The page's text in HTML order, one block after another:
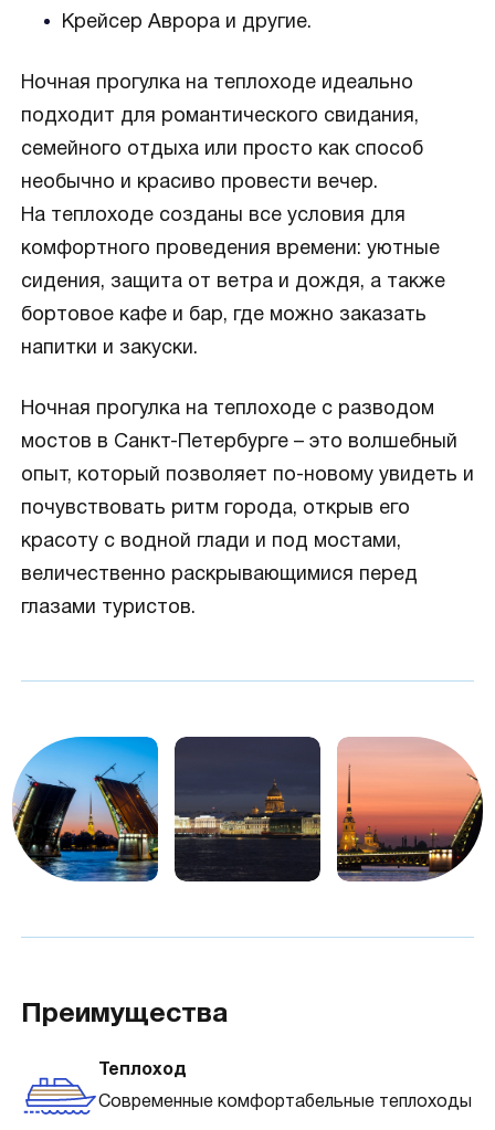
Крейсер Аврора и другие.
Ночная прогулка на теплоходе идеально
подходит для романтического свидания,
семейного отдыха или просто как способ
необычно и красиво провести вечер.
На теплоходе созданы все условия для
комфортного проведения времени: уютные
сидения, защита от ветра и дождя, а также
бортовое кафе и бар, где можно заказать
напитки и закуски.
Ночная прогулка на теплоходе с разводом
мостов в Санкт-Петербурге – это волшебный
опыт, который позволяет по-новому увидеть и
почувствовать ритм города, открыв его
красоту с водной глади и под мостами,
величественно раскрывающимися перед
глазами туристов.
Преимущества
Теплоход
Современные комфортабельные теплоходы